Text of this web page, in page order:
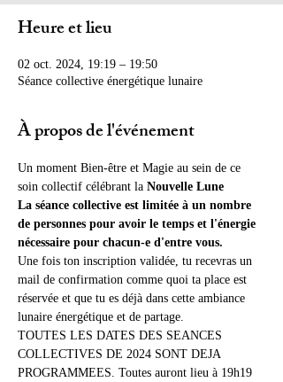
Heure et lieu
02 oct. 2024, 19:19 – 19:50
Séance collective énergétique lunaire
À propos de l'événement
Un moment Bien-être et Magie au sein de ce
soin collectif célébrant la Nouvelle Lune
La séance collective est limitée à un nombre
de personnes pour avoir le temps et l'énergie
nécessaire pour chacun-e d'entre vous.
Une fois ton inscription validée, tu recevras un
mail de confirmation comme quoi ta place est
réservée et que tu es déjà dans cette ambiance
lunaire énergétique et de partage.
TOUTES LES DATES DES SEANCES
COLLECTIVES DE 2024 SONT DEJA
PROGRAMMEES. Toutes auront lieu à 19h19